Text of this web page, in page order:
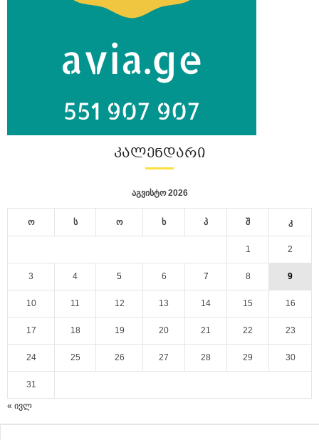
ᲙᲐᲚᲔᲜᲓᲐᲠᲘ
აგვისტო 2026
ო ს ო ხ პ შ კ
1 2
3 4 5 6 7 8 9
10 11 12 13 14 15 16
17 18 19 20 21 22 23
24 25 26 27 28 29 30
31
« ივლ